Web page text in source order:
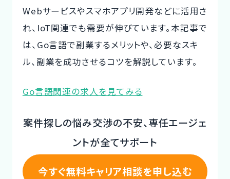
今すぐ無料で登録 ログイン
CTO Event
CTOインタビュー
Webサービスやスマホアプリ開発などに活用さ
れ、IoT関連でも需要が伸びています。本記事で
は、Go言語で副業するメリットや、必要なスキ
ル、副業を成功させるコツを解説しています。
Go言語関連の求人を見てみる
案件探しの悩み交渉の不安、専任エージェ
ントが全てサポート
今すぐ無料キャリア相談を申し込む